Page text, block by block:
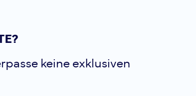
ODLO! Diese
keine exklusiven